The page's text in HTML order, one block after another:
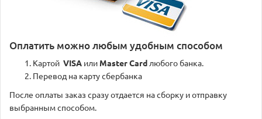
Оплатить можно любым удобным способом
Картой VISA или Master Card любого банка.
Перевод на карту сбербанка
После оплаты заказ сразу отдается на сборку и отправку
выбранным способом.